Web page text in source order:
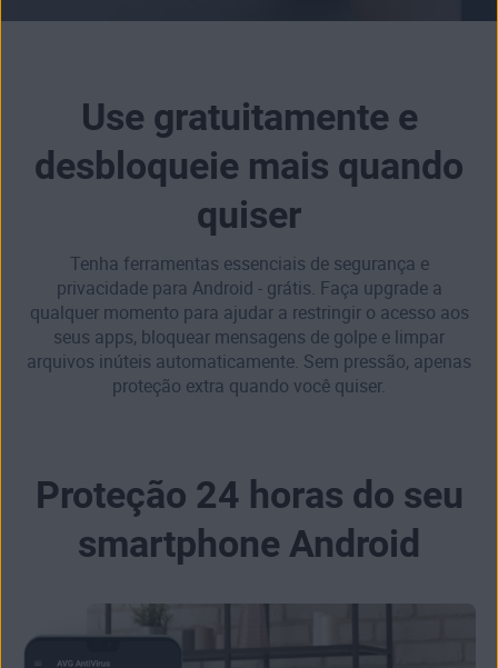
Use gratuitamente e
desbloqueie mais quando
quiser
Tenha ferramentas essenciais de segurança e
privacidade para Android - grátis. Faça upgrade a
qualquer momento para ajudar a restringir o acesso aos
seus apps, bloquear mensagens de golpe e limpar
arquivos inúteis automaticamente. Sem pressão, apenas
proteção extra quando você quiser.
Proteção 24 horas do seu
smartphone Android